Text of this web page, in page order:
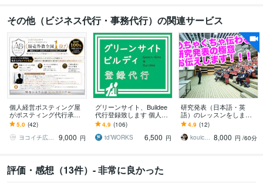
その他（ビジネス代行・事務代行）の関連サービス
個人経営ポスティング屋
がポスティング代行承り
ます 神奈川・都内エリア
対応！エリアに合わせた
効果的なポスティング
5.0 (42)
ヨコイチ広告｜ポスティング代行パートナー
9,000 円
グリーンサイト、Buildee
代行登録致します 個人事
業主様、職人様方の事務
をお手伝いさせてくださ
い！
4.9 (106)
td’WORKS
6,500 円
研究発表（日本語・英
語）のレッスンをします
伝わる研究発表（日本
語・英語）の秘訣をお伝
えします
4.9 (12)
kouichicnakamura 8,000 円 /60分
評価・感想（13件）- 非常に良かった